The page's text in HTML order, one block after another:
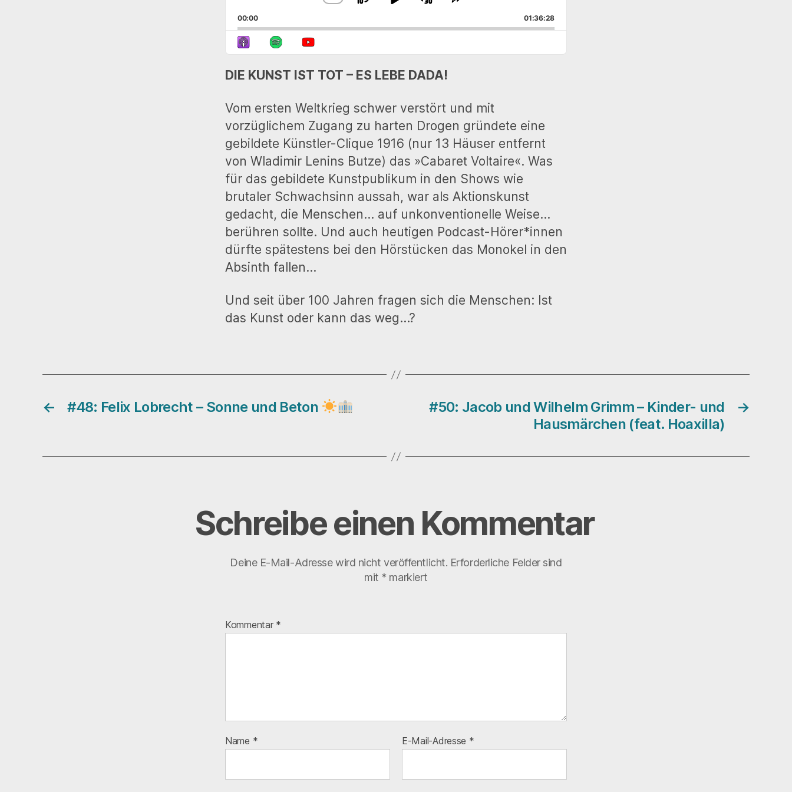
A
P
Y
B
A
C
K
R
A
T
E
S
P
B
C
K
W
A
R
D
P
Y
P
U
S
E
J
P
F
R
W
A
R
D
A
E
P
I
S
O
D
E
00:00 01:36:28
DIE KUNST IST TOT – ES LEBE DADA!
Vom ersten Weltkrieg schwer verstört und mit
vorzüglichem Zugang zu harten Drogen gründete eine
gebildete Künstler-Clique 1916 (nur 13 Häuser entfernt
von Wladimir Lenins Butze) das »Cabaret Voltaire«. Was
für das gebildete Kunstpublikum in den Shows wie
brutaler Schwachsinn aussah, war als Aktionskunst
gedacht, die Menschen… auf unkonventionelle Weise…
berühren sollte. Und auch heutigen Podcast-Hörer*innen
dürfte spätestens bei den Hörstücken das Monokel in den
Absinth fallen…
Und seit über 100 Jahren fragen sich die Menschen: Ist
das Kunst oder kann das weg…?
← #48: Felix Lobrecht – Sonne und Beton →
#50: Jacob und Wilhelm Grimm – Kinder- und
Hausmärchen (feat. Hoaxilla)
Schreibe einen Kommentar
Deine E-Mail-Adresse wird nicht veröffentlicht. Erforderliche Felder sind
mit * markiert
Kommentar *
Name * E-Mail-Adresse *